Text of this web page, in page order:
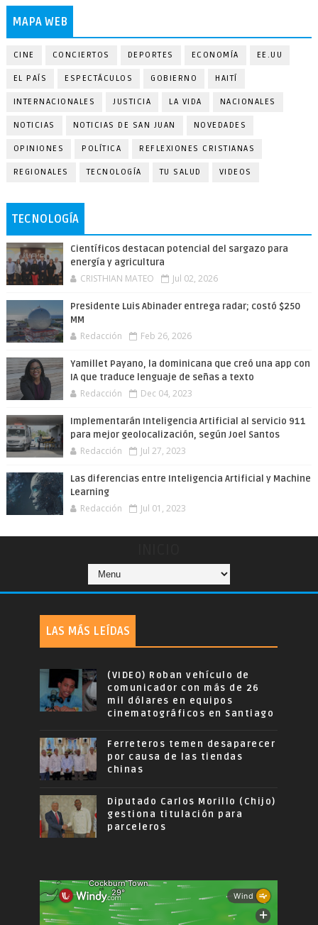
MAPA WEB
CINE CONCIERTOS DEPORTES ECONOMÍA EE.UU
EL PAÍS ESPECTÁCULOS GOBIERNO HAITÍ
INTERNACIONALES JUSTICIA LA VIDA NACIONALES
NOTICIAS NOTICIAS DE SAN JUAN NOVEDADES
OPINIONES POLÍTICA REFLEXIONES CRISTIANAS
REGIONALES TECNOLOGÍA TU SALUD VIDEOS
TECNOLOGÍA
Científicos destacan potencial del sargazo para
energía y agricultura
CRISTHIAN MATEO Jul 02, 2026
Presidente Luis Abinader entrega radar; costó $250
MM
Redacción Feb 26, 2026
Yamillet Payano, la dominicana que creó una app con
IA que traduce lenguaje de señas a texto
Redacción Dec 04, 2023
Implementarán Inteligencia Artificial al servicio 911
para mejor geolocalización, según Joel Santos
Redacción Jul 27, 2023
Las diferencias entre Inteligencia Artificial y Machine
Learning
Redacción Jul 01, 2023
LAS MÁS LEÍDAS
(VIDEO) Roban vehículo de
comunicador con más de 26
mil dólares en equipos
cinematográficos en Santiago
Ferreteros temen desaparecer
por causa de las tiendas
chinas
Diputado Carlos Morillo (Chijo)
gestiona titulación para
parceleros